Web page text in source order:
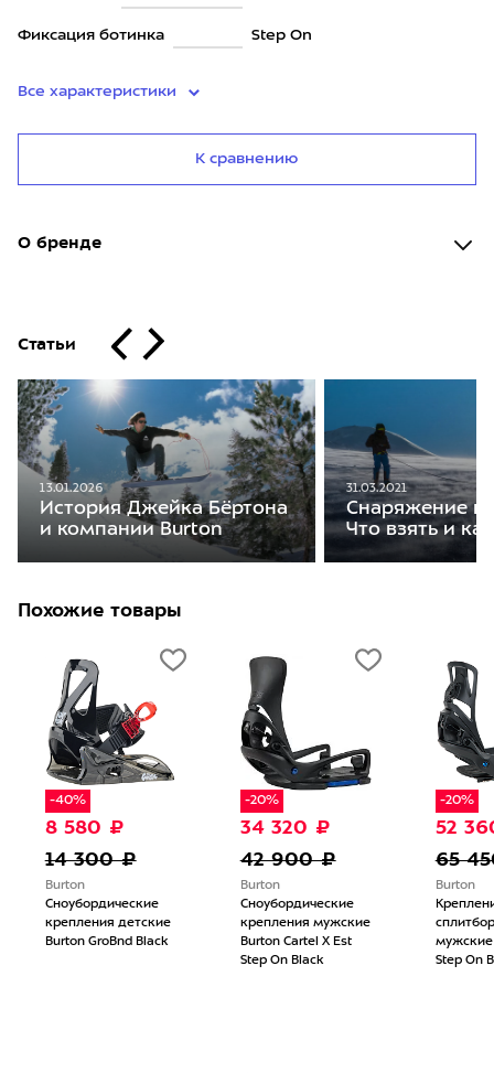
Фиксация ботинка Step On
Все характеристики
К сравнению
О бренде
Статьи
13.01.2026
История Джейка Бёртона
и компании Burton
31.03.2021
Снаряжение
Что взять и
Похожие товары
-40%
8 580 ₽
14 300 ₽
Burton
Сноубордические
крепления детские
Burton GroBnd Black
-20%
34 320 ₽
42 900 ₽
Burton
Сноубордические
крепления мужские
Burton Cartel X Est
Step On Black
-20%
52
65
Burton
мужские
Step On